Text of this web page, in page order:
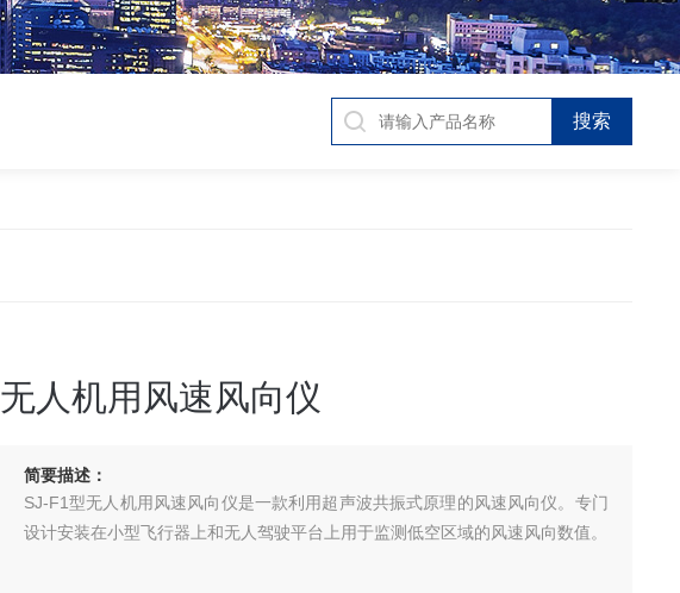
无人机用风速风向仪
简要描述：
SJ-F1型无人机用风速风向仪是一款利用超声波共振式原理的风速风向仪。专门
设计安装在小型飞行器上和无人驾驶平台上用于监测低空区域的风速风向数值。